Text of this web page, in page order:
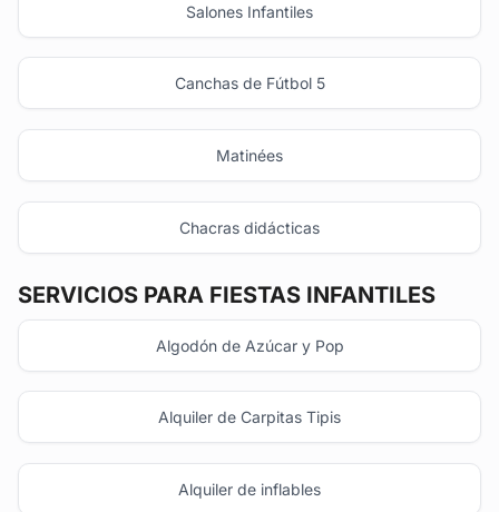
Salones Infantiles
Canchas de Fútbol 5
Matinées
Chacras didácticas
SERVICIOS PARA FIESTAS INFANTILES
Algodón de Azúcar y Pop
Alquiler de Carpitas Tipis
Alquiler de inflables